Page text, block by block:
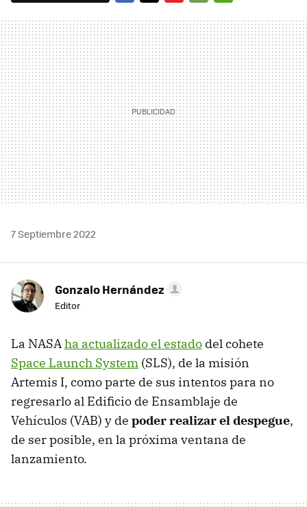
MAIL
7 Septiembre 2022
Gonzalo Hernández
Editor
La NASAha actualizado el estado del cohete
Space Launch System (SLS), de la misión
Artemis I, como parte de sus intentos para no
regresarlo al Edificio de Ensamblaje de
Vehículos (VAB) y de poder realizar el despegue,
de ser posible, en la próxima ventana de
lanzamiento.